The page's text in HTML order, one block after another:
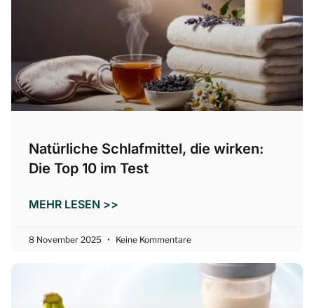
Natürliche Schlafmittel, die wirken:
Die Top 10 im Test
MEHR LESEN >>
8 November 2025 Keine Kommentare